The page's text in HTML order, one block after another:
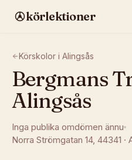
körlektioner
Körskolor i Alingsås
Bergmans
Alingsås
Inga publika omdömen ännu
Norra Strömgatan 14, 44341 ·